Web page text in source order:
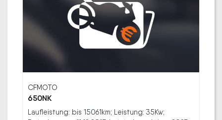
CFMOTO
650NK
Laufleistung: bis 15061km; Leistung: 35Kw;